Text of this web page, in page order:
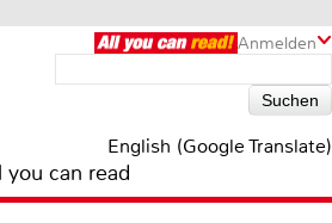
Anmelden
English (Google Translate)
you can read